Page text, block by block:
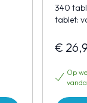
340
tablet:
€
Op